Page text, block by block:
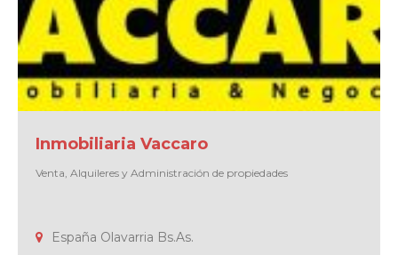
Inmobiliaria Vaccaro
Venta, Alquileres y Administración de propiedades
España Olavarria Bs.As.